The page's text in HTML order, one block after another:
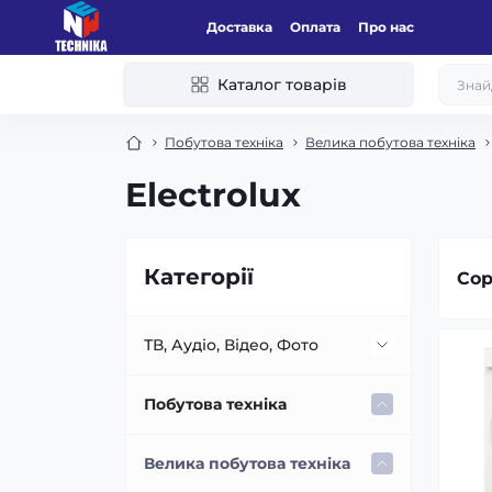
Доставка Оплата Про нас
Каталог товарів
Побутова техніка Велика побутова техніка
Electrolux
Категорії
ТВ, Аудіо, Відео, Фото
Аудіо техніка
Акустичні системи
Телевізори
Побутова техніка
Велика побутова техніка